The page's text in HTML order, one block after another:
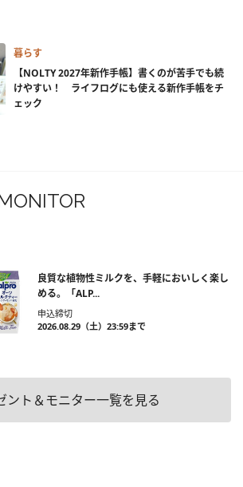
暮らす
【NOLTY 2027年新作手帳】書くのが苦手でも続
けやすい！ ライフログにも使える新作手帳をチ
ェック
良質な植物性ミルクを、手軽においしく楽し
める。「ALP...
申込締切
2026.08.29（土）23:59まで
ント＆モニター一覧を見る